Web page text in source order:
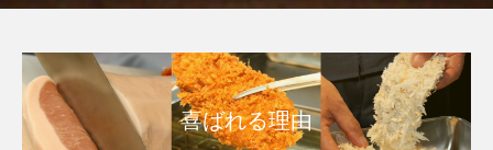
喜ばれる理由